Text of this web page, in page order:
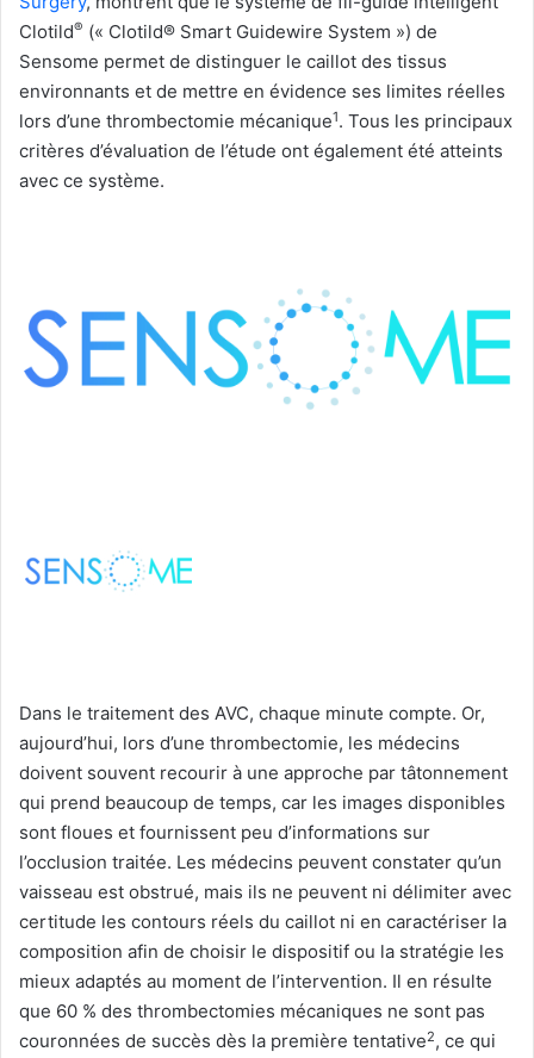
Clotild® (« Clotild® Smart Guidewire System ») de
Sensome permet de distinguer le caillot des tissus
environnants et de mettre en évidence ses limites réelles
lors d’une thrombectomie mécanique1. Tous les principaux
critères d’évaluation de l’étude ont également été atteints
avec ce système.
Dans le traitement des AVC, chaque minute compte. Or,
aujourd’hui, lors d’une thrombectomie, les médecins
doivent souvent recourir à une approche par tâtonnement
qui prend beaucoup de temps, car les images disponibles
sont floues et fournissent peu d’informations sur
l’occlusion traitée. Les médecins peuvent constater qu’un
vaisseau est obstrué, mais ils ne peuvent ni délimiter avec
certitude les contours réels du caillot ni en caractériser la
composition afin de choisir le dispositif ou la stratégie les
mieux adaptés au moment de l’intervention. Il en résulte
que 60 % des thrombectomies mécaniques ne sont pas
couronnées de succès dès la première tentative2, ce qui